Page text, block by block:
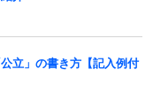
立」の書き方【記入例付